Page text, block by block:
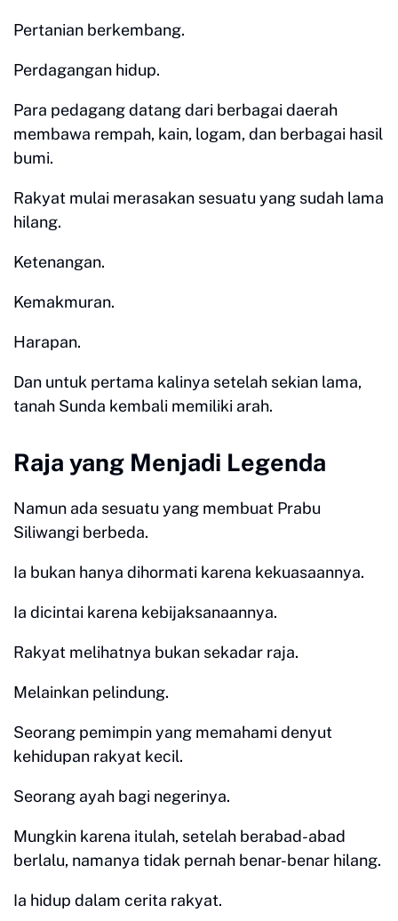
Pertanian berkembang.
Perdagangan hidup.
Para pedagang datang dari berbagai daerah
membawa rempah, kain, logam, dan berbagai hasil
bumi.
Rakyat mulai merasakan sesuatu yang sudah lama
hilang.
Ketenangan.
Kemakmuran.
Harapan.
Dan untuk pertama kalinya setelah sekian lama,
tanah Sunda kembali memiliki arah.
Raja yang Menjadi Legenda
Namun ada sesuatu yang membuat Prabu
Siliwangi berbeda.
Ia bukan hanya dihormati karena kekuasaannya.
Ia dicintai karena kebijaksanaannya.
Rakyat melihatnya bukan sekadar raja.
Melainkan pelindung.
Seorang pemimpin yang memahami denyut
kehidupan rakyat kecil.
Seorang ayah bagi negerinya.
Mungkin karena itulah, setelah berabad-abad
berlalu, namanya tidak pernah benar-benar hilang.
Ia hidup dalam cerita rakyat.